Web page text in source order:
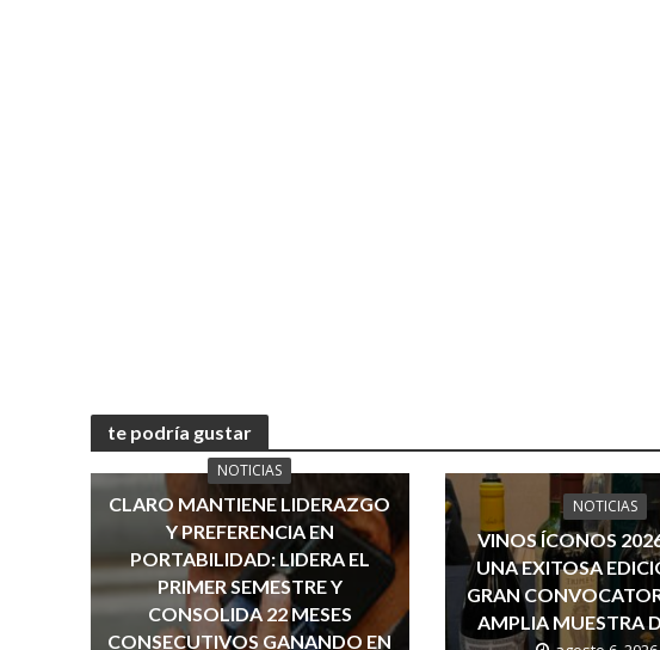
te podría gustar
NOTICIAS
CLARO MANTIENE LIDERAZGO
Y PREFERENCIA EN
PORTABILIDAD: LIDERA EL
PRIMER SEMESTRE Y
CONSOLIDA 22 MESES
CONSECUTIVOS GANANDO EN
NOTICIAS
VINOS ÍCONOS
UNA EXITOSA
GRAN
AMPLIA MUESTRA